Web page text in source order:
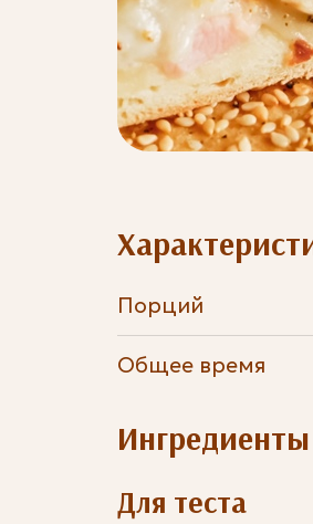
Порций
Общее время
Ингредиенты
Для теста